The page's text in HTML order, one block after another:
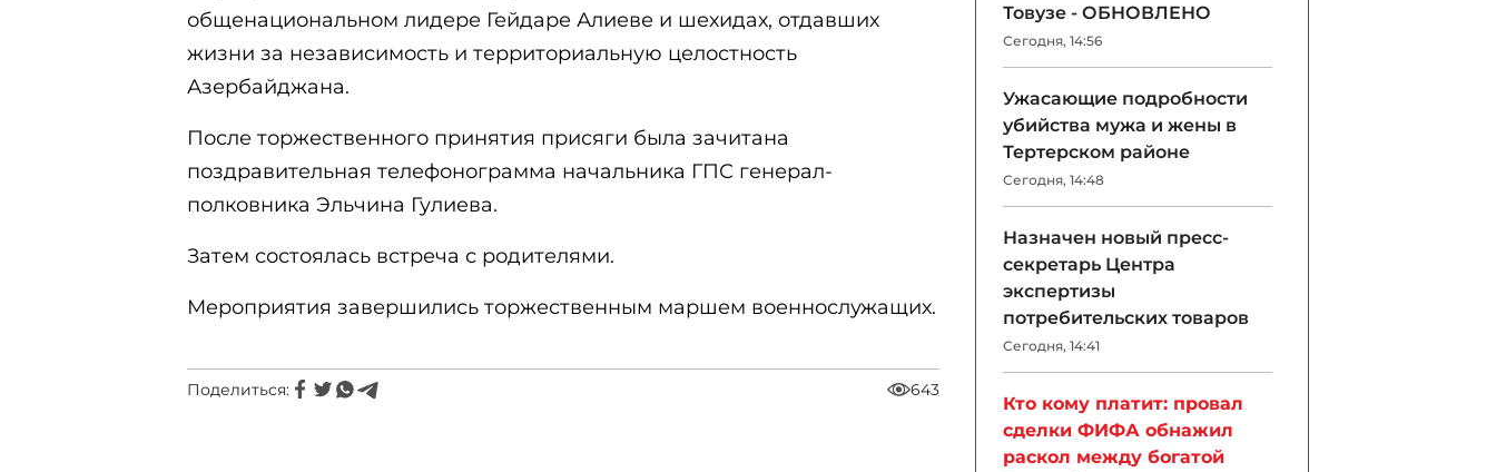
общенациональном лидере Гейдаре Алиеве и шехидах, отдавших
жизни за независимость и территориальную целостность
Азербайджана.
После торжественного принятия присяги была зачитана
поздравительная телефонограмма начальника ГПС генерал-
полковника Эльчина Гулиева.
Затем состоялась встреча с родителями.
Мероприятия завершились торжественным маршем военнослужащих.
Поделиться: 643
Товузе - ОБНОВЛЕНО
Сегодня, 14:56
Ужасающие подробности
убийства мужа и жены в
Тертерском районе
Сегодня, 14:48
Назначен новый пресс-
секретарь Центра
экспертизы
потребительских товаров
Сегодня, 14:41
Кто кому платит: провал
сделки ФИФА обнажил
раскол между богатой